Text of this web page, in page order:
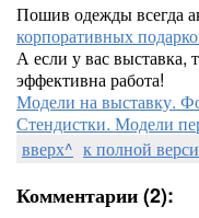
Пошив одежды всегда
корпоративных
А если у вас выставка,
эффективна работа!
Модели на выставку.
Стендистки. Модели
вверх^ к полной
Комментарии (2):